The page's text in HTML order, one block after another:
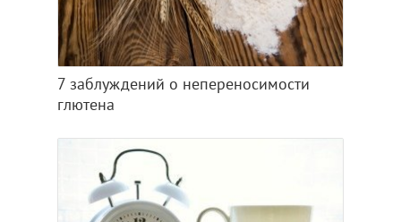
7 заблуждений о непереносимости
глютена